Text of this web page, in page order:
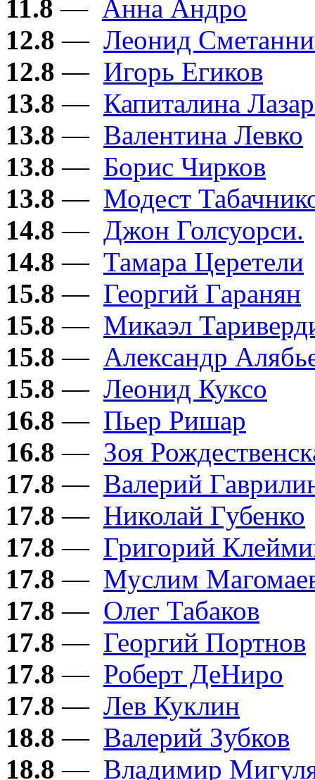
11.8 — Анна Андро
12.8 — Леонид
12.8 — Игорь Егиков
13.8 — Капиталина
13.8 — Валентина Левко
13.8 — Борис Чирков
13.8 — Модест
14.8 — Джон Голсуорси.
14.8 — Тамара Церетели
15.8 — Георгий Гаранян
15.8 — Микаэл
15.8 — Александр
15.8 — Леонид Куксо
16.8 — Пьер Ришар
16.8 — Зоя
17.8 — Валерий
17.8 — Николай Губенко
17.8 — Григорий
17.8 — Муслим
17.8 — Олег Табаков
17.8 — Георгий Портнов
17.8 — Роберт ДеНиро
17.8 — Лев Куклин
18.8 — Валерий Зубков
18.8 — Владимир